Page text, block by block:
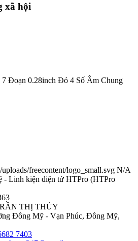
xã hội
freecontent/logo_small.svg N/A
- Linh kiện điện tử HTPro (HTPro
THỊ THỦY
Đông Mỹ - Vạn Phúc, Đông Mỹ,
7403